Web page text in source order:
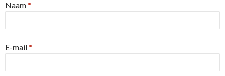
Naam*
E-mail*